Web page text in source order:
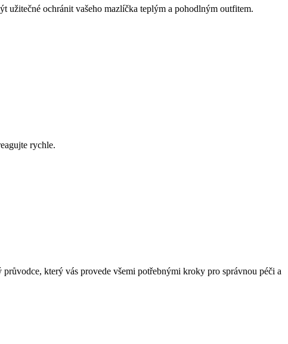
užitečné ochránit vašeho mazlíčka teplým a pohodlným outfitem.
rychle.
který vás provede všemi potřebnými kroky pro správnou péči a